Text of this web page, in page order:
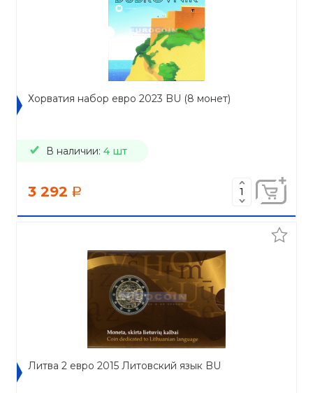
Хорватия набор евро 2023 BU (8 монет)
В наличии: 4 шт
3 292 a
Литва 2 евро 2015 Литовский язык BU